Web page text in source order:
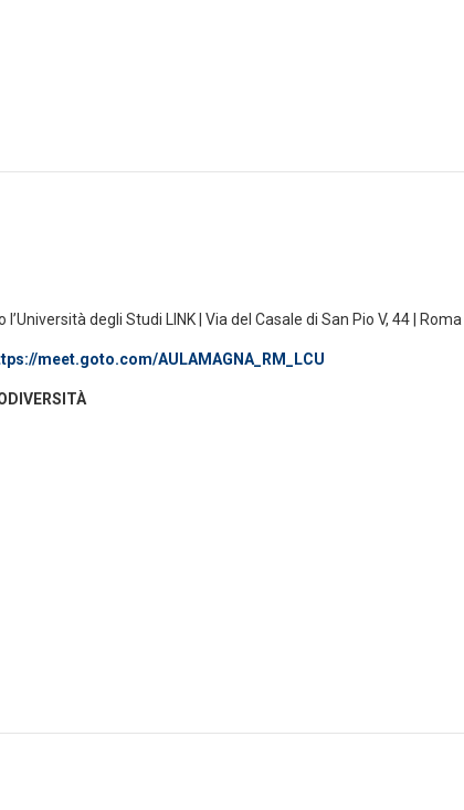
l’Università degli Studi LINK | Via del Casale di San Pio V, 44 | Roma |
meet.goto.com/AULAMAGNA_RM_LCU
À